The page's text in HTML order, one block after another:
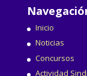
Inicio
Noticias
Concursos
Actividad